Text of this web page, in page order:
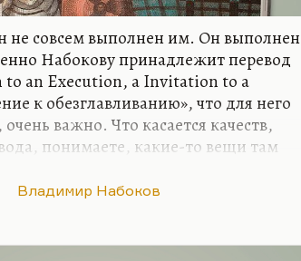
не совсем выполнен им. Он выполнен
Набокову принадлежит перевод
an Execution, а Invitation to a
к обезглавливанию», что для него
важно. Что касается качеств,
понимаете, какие-то вещи там
образом. Я очень был
многие блистательные набоковские
совершенно утрачены. Но это,
Владимир Набоков